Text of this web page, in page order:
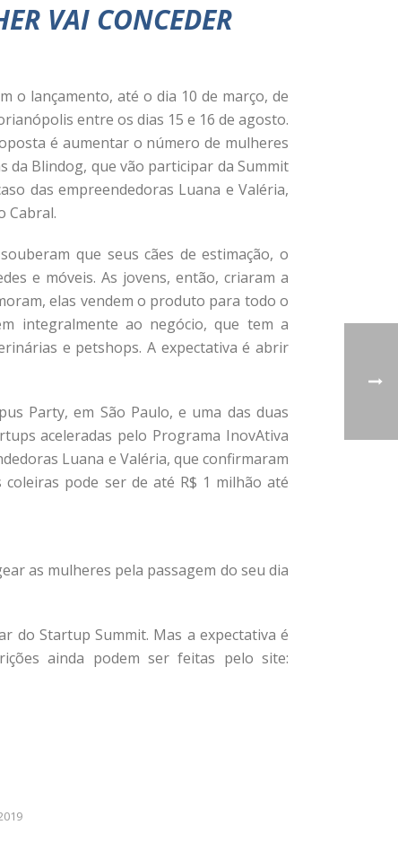
VAI CONCEDER
o lançamento, até o dia 10 de março, de
entre os dias 15 e 16 de agosto.
é aumentar o número de mulheres
da Blindog, que vão participar da Summit
das empreendedoras Luana e Valéria,
Cabral.
que seus cães de estimação, o
e móveis. As jovens, então, criaram a
elas vendem o produto para todo o
integralmente ao negócio, que tem a
e petshops. A expectativa é abrir
Party, em São Paulo, e uma das duas
aceleradas pelo Programa InovAtiva
Luana e Valéria, que confirmaram
pode ser de até R$ 1 milhão até
as mulheres pela passagem do seu dia
do Startup Summit. Mas a expectativa é
ainda podem ser feitas pelo site: